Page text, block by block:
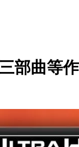
部曲等